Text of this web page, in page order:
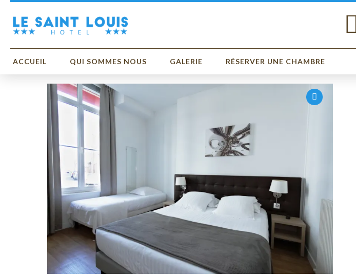
ACCUEIL QUI SOMMES NOUS GALERIE RÉSERVER UNE CHAMBRE